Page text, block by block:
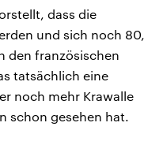
dass die
und sich noch 80,
den französischen
tatsächlich eine
noch mehr Krawalle
schon gesehen hat.